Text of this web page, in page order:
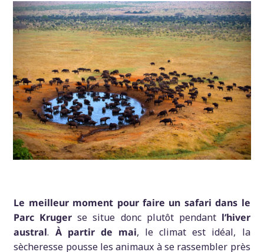
Le meilleur moment pour faire un safari dans le
Parc Kruger se situe donc plutôt pendant l’hiver
austral. À partir de mai, le climat est idéal, la
sècheresse pousse les animaux à se rassembler près